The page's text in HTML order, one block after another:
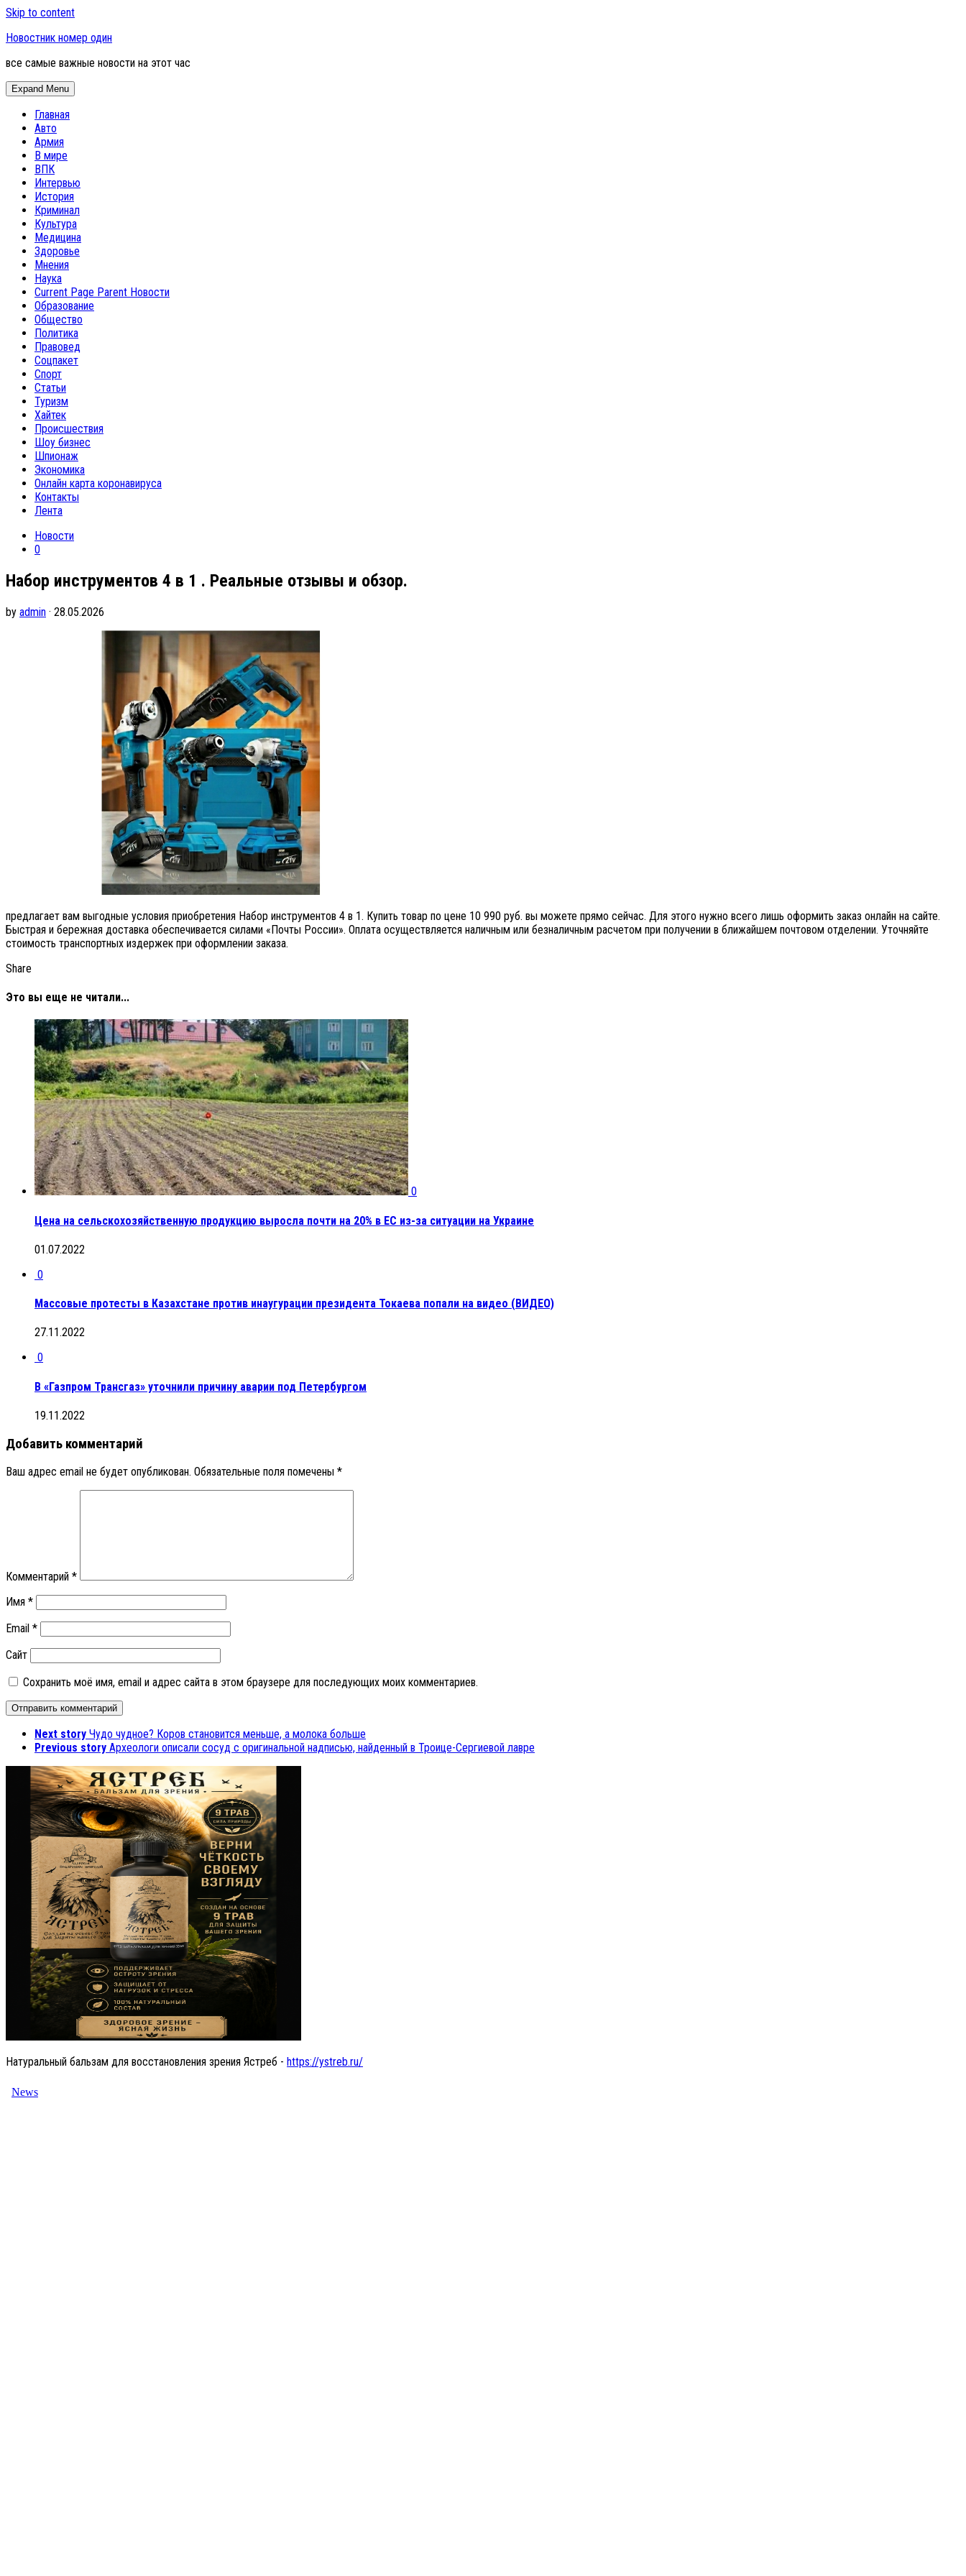
Skip to content
Новостник номер один
все самые важные новости на этот час
Expand Menu
Главная
Авто
Армия
В мире
ВПК
Интервью
История
Криминал
Культура
Медицина
Здоровье
Мнения
Наука
Current Page Parent Новости
Образование
Общество
Политика
Правовед
Соцпакет
Спорт
Статьи
Туризм
Хайтек
Происшествия
Шоу бизнес
Шпионаж
Экономика
Онлайн карта коронавируса
Контакты
Лента
Новости
0
Набор инструментов 4 в 1 . Реальные отзывы и обзор.
by admin · 28.05.2026
предлагает вам выгодные условия приобретения Набор инструментов 4 в 1. Купить товар по цене 10 990 руб. вы можете прямо сейчас. Для этого нужно всего лишь оформить заказ онлайн на сайте.
Быстрая и бережная доставка обеспечивается силами «Почты России». Оплата осуществляется наличным или безналичным расчетом при получении в ближайшем почтовом отделении. Уточняйте
стоимость транспортных издержек при оформлении заказа.
Share
Это вы еще не читали...
0
Цена на сельскохозяйственную продукцию выросла почти на 20% в ЕС из-за ситуации на Украине
01.07.2022
0
Массовые протесты в Казахстане против инаугурации президента Токаева попали на видео (ВИДЕО)
27.11.2022
0
В «Газпром Трансгаз» уточнили причину аварии под Петербургом
19.11.2022
Добавить комментарий
Ваш адрес email не будет опубликован. Обязательные поля помечены *
Комментарий *
Имя *
Email *
Сайт
Сохранить моё имя, email и адрес сайта в этом браузере для последующих моих комментариев.
Next story Чудо чудное? Коров становится меньше, а молока больше
Previous story Археологи описали сосуд с оригинальной надписью, найденный в Троице-Сергиевой лавре
Натуральный бальзам для восстановления зрения Ястреб - https://ystreb.ru/